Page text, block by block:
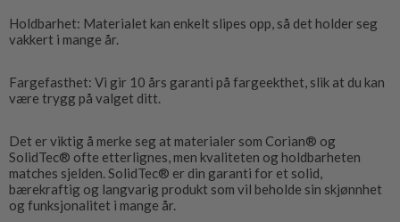
Holdbarhet: Materialet kan enkelt slipes opp, så det holder seg
vakkert i mange år.
Fargefasthet: Vi gir 10 års garanti på fargeekthet, slik at du kan
være trygg på valget ditt.
Det er viktig å merke seg at materialer som Corian® og
SolidTec® ofte etterlignes, men kvaliteten og holdbarheten
matches sjelden. SolidTec® er din garanti for et solid,
bærekraftig og langvarig produkt som vil beholde sin skjønnhet
og funksjonalitet i mange år.